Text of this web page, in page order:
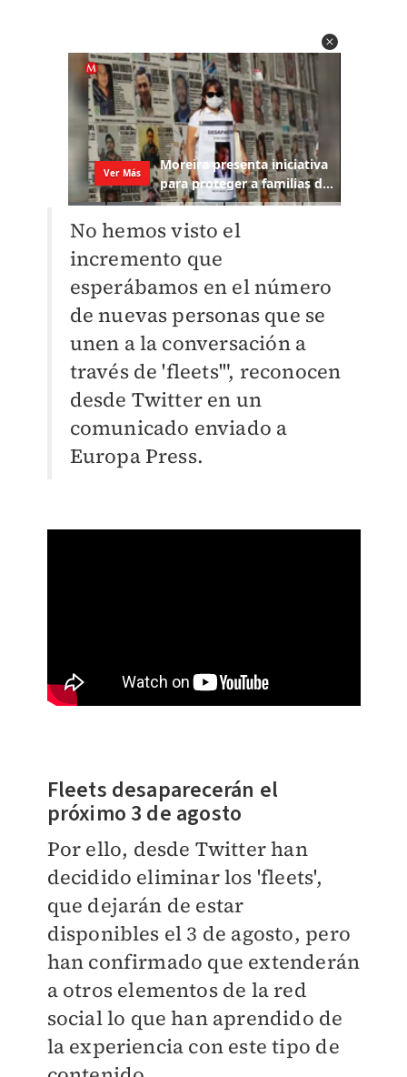
No hemos visto el
incremento que
esperábamos en el número
de nuevas personas que se
unen a la conversación a
través de 'fleets'", reconocen
desde Twitter en un
comunicado enviado a
Europa Press.
Fleets desaparecerán el
próximo 3 de agosto
Por ello, desde Twitter han
decidido eliminar los 'fleets',
que dejarán de estar
disponibles el 3 de agosto, pero
han confirmado que extenderán
a otros elementos de la red
social lo que han aprendido de
la experiencia con este tipo de